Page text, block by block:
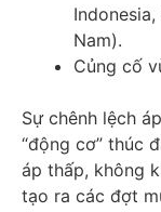
Nam).
Củng cố
Sự chênh lệch
“động cơ” thúc
áp thấp, không
tạo ra các đợt